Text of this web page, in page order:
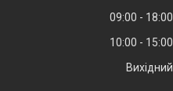
09:00
18:00
10:00
15:00
Вихідний